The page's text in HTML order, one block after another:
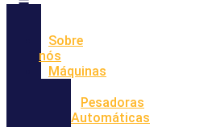
Sobre
nós
Máquinas
Pesadoras
Automáticas